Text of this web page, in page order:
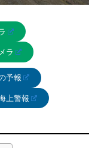
ラ
予報
上警報